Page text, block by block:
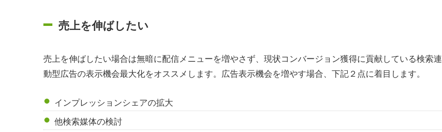
売上を伸ばしたい
売上を伸ばしたい場合は無暗に配信メニューを増やさず、現状コンバージョン獲得に貢献している検索連
動型広告の表示機会最大化をオススメします。広告表示機会を増やす場合、下記２点に着目します。
インプレッションシェアの拡大
他検索媒体の検討